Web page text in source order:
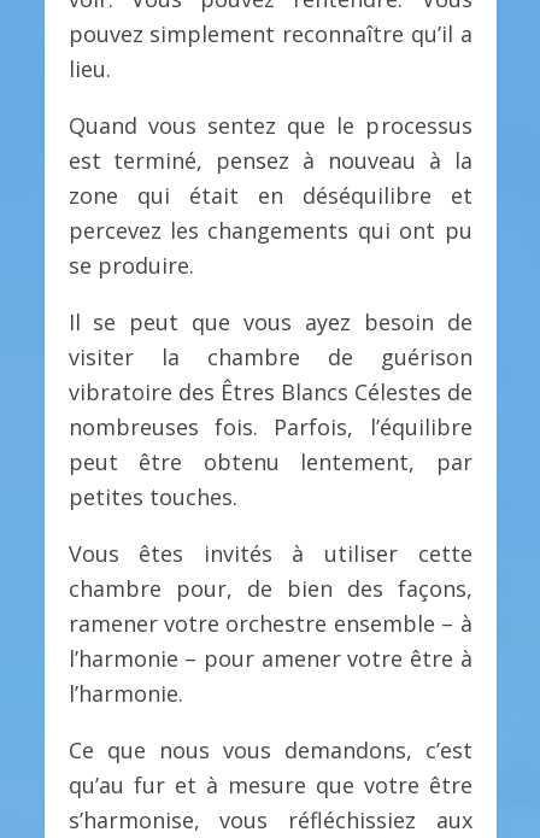
pouvez simplement reconnaître qu’il a
lieu.
Quand vous sentez que le processus
est terminé, pensez à nouveau à la
zone qui était en déséquilibre et
percevez les changements qui ont pu
se produire.
Il se peut que vous ayez besoin de
visiter la chambre de guérison
vibratoire des Êtres Blancs Célestes de
nombreuses fois. Parfois, l’équilibre
peut être obtenu lentement, par
petites touches.
Vous êtes invités à utiliser cette
chambre pour, de bien des façons,
ramener votre orchestre ensemble – à
l’harmonie – pour amener votre être à
l’harmonie.
Ce que nous vous demandons, c’est
qu’au fur et à mesure que votre être
s’harmonise, vous réfléchissiez aux